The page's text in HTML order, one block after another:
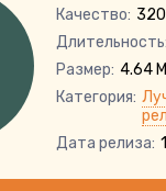
Качество:
Длительность:
Размер: 4.64
Категория:
Дата релиза: